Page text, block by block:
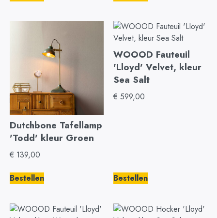
Dutchbone Tafellamp
'Todd' kleur Groen
€ 139,00
Bestellen
WOOOD Fauteuil
'Lloyd' Velvet, kleur
Sea Salt
€ 599,00
Bestellen